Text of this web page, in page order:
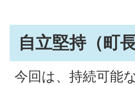
自立堅持（町
今回は、持続可能